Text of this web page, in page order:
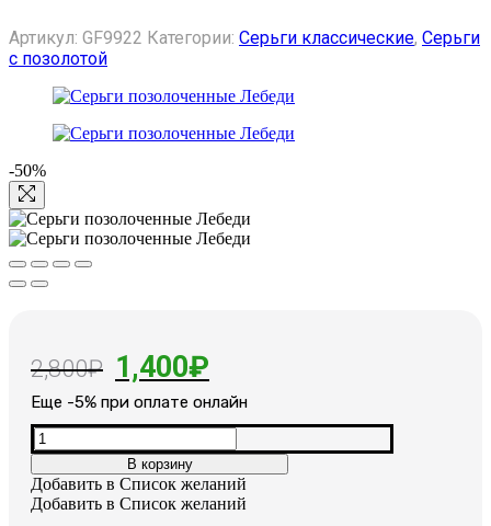
Артикул: GF9922 Категории: Серьги классические, Серьги
с позолотой
-50%
2,800₽ Первоначальная
цена
составляла
2,800₽.
1,400₽
цена:
1,400₽.
Еще -5% при оплате онлайн
Количество
товара
Серьги
позолоченные
Лебеди
В корзину
Добавить в Список желаний
Добавить в Список желаний